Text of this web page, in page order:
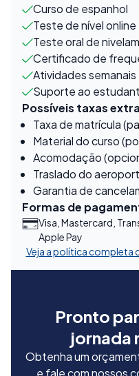
Curso de espanhol
Teste de nível
Teste oral de
Certificado de
Atividades semanais
Suporte ao
Possíveis taxas
Taxa de matrícula
Material do curso
Acomodação
Traslado do
Garantia de
Formas de
Visa, Mastercard,
Apple Pay
Veja a política completa
Pronto
jornada
Obtenha um
e fale com nossos